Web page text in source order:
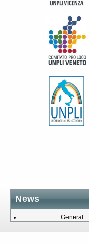
News
General